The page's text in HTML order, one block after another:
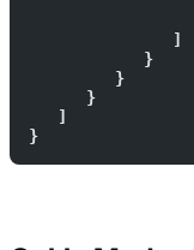
               ]
            }
         }
      }
   ]
}